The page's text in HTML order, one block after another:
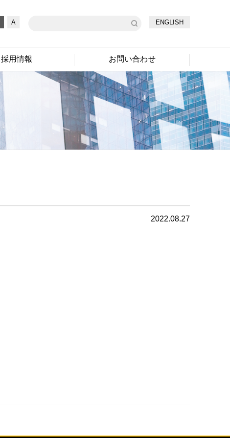
A ENGLISH
採用情報 お問い合わせ
2022.08.27